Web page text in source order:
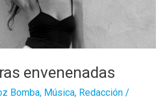
envenenadas
Bomba, Música, Redacción /